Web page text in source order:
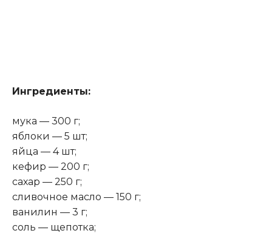
Ингредиенты:
мука — 300 г;
яблоки — 5 шт;
яйца — 4 шт;
кефир — 200 г;
сахар — 250 г;
сливочное масло — 150 г;
ванилин — 3 г;
соль — щепотка;